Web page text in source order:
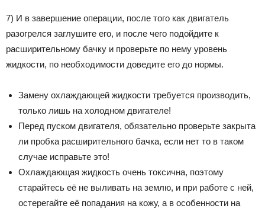
7) И в завершение операции, после того как двигатель
разогрелся заглушите его, и после чего подойдите к
расширительному бачку и проверьте по нему уровень
жидкости, по необходимости доведите его до нормы.
Замену охлаждающей жидкости требуется производить,
только лишь на холодном двигателе!
Перед пуском двигателя, обязательно проверьте закрыта
ли пробка расширительного бачка, если нет то в таком
случае исправьте это!
Охлаждающая жидкость очень токсична, поэтому
старайтесь её не выливать на землю, и при работе с ней,
остерегайте её попадания на кожу, а в особенности на